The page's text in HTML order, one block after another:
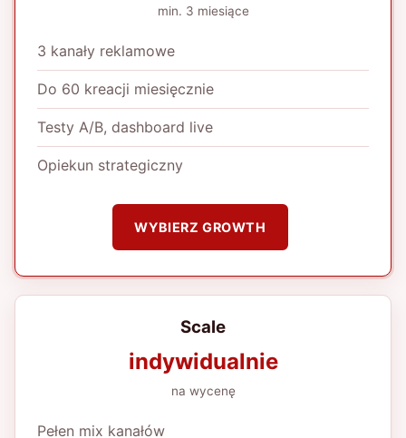
min. 3 miesiące
3 kanały reklamowe
Do 60 kreacji miesięcznie
Testy A/B, dashboard live
Opiekun strategiczny
WYBIERZ GROWTH
Scale
indywidualnie
na wycenę
Pełen mix kanałów